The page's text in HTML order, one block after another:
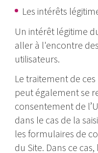
Les intérêts
Un intérêt légitime
aller à l'encontre
utilisateurs.
Le traitement de
peut également se
consentement de
dans le cas de la
les formulaires de
du Site. Dans ce